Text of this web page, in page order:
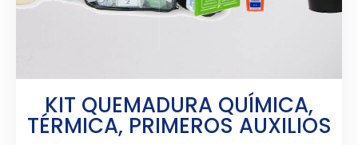
KIT QUEMADURA QUÍMICA,
TÉRMICA, PRIMEROS AUXILIOS